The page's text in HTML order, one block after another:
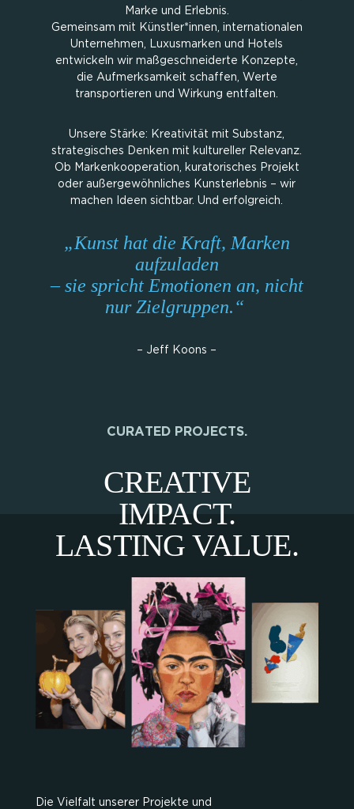
Marke und Erlebnis.
Gemeinsam mit Künstler*innen, internationalen
Unternehmen, Luxusmarken und Hotels
entwickeln wir maßgeschneiderte Konzepte,
die Aufmerksamkeit schaffen, Werte
transportieren und Wirkung entfalten.
Unsere Stärke: Kreativität mit Substanz,
strategisches Denken mit kultureller Relevanz.
Ob Markenkooperation, kuratorisches Projekt
oder außergewöhnliches Kunsterlebnis – wir
machen Ideen sichtbar. Und erfolgreich.
„Kunst hat die Kraft, Marken
aufzuladen
– sie spricht Emotionen an, nicht
nur Zielgruppen.“
– Jeff Koons –
CURATED PROJECTS.
CREATIVE
IMPACT.
LASTING VALUE.
Die Vielfalt unserer Projekte und